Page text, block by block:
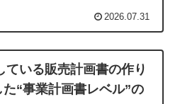
2026.07.31
いる販売計画書の作り
“事業計画書レベル”の